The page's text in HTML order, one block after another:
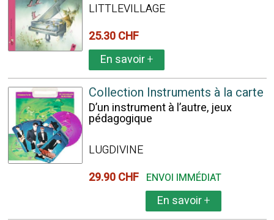
LITTLEVILLAGE
25.30 CHF
En savoir+
Collection Instruments à la carte
D’un instrument à l’autre, jeux
pédagogique
LUGDIVINE
29.90 CHF ENVOI IMMÉDIAT
En savoir+